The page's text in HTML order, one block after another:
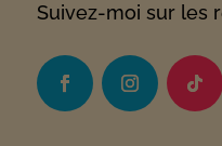
Suivez-moi sur les